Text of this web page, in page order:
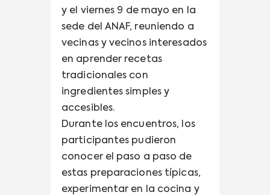
y el viernes 9 de mayo en la
sede del ANAF, reuniendo a
vecinas y vecinos interesados
en aprender recetas
tradicionales con
ingredientes simples y
accesibles.
Durante los encuentros, los
participantes pudieron
conocer el paso a paso de
estas preparaciones típicas,
experimentar en la cocina y